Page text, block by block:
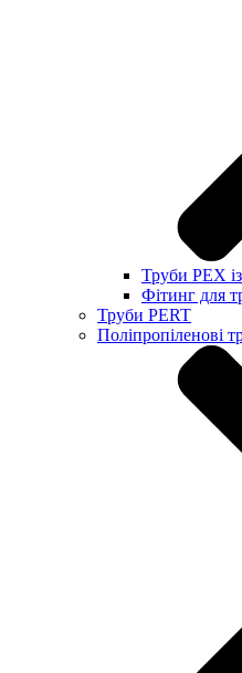
Труби PEX
Фітинг для
Труби PERT
Поліпропіленові